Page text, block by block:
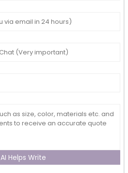
AI Helps Write